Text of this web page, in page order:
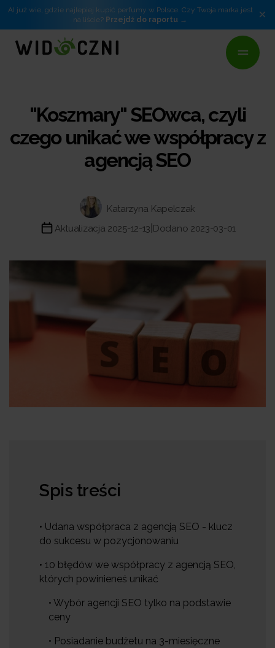
AI już wie, gdzie najlepiej kupić perfumy w Polsce. Czy Twoja marka jest
na liście? Przejdź do raportu ×
"Koszmary" SEOwca, czyli
czego unikać we współpracy z
agencją SEO
Katarzyna Kapelczak
Aktualizacja 2025-12-13 Dodano 2023-03-01
Spis treści
• Udana współpraca z agencją SEO - klucz
do sukcesu w pozycjonowaniu
• 10 błędów we współpracy z agencją SEO,
których powinieneś unikać
• Wybór agencji SEO tylko na podstawie
ceny
• Posiadanie budżetu na 3-miesięczne